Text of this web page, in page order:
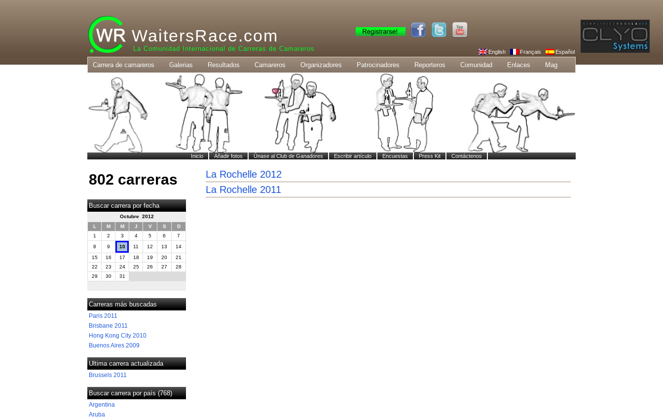
WaitersRace.com
La Comunidad Internacional de Carreras de Camareros
Carrera de camareros Galerias Resultados Camareros Organizadores Patrocinadores Reporteros Comunidad Enlaces Mag
Inicio Añadir fotos Únase al Club de Ganadores Escribir artículo Encuestas Press Kit Contáctenos
English Français Español
802 carreras
Buscar carrera por fecha
Octubre 2012
L
M M J V S
D
1
2 3 4 5 6
7
8
9 10 11 12 13
14
15
16 17 18 19 20
21
22
23 24 25 26 27
28
29
30 31
Carreras más buscadas
Paris 2011
Brisbane 2011
Hong Kong City 2010
Buenos Aires 2009
Ultima carrera actualizada
Brussels 2011
Buscar carrera por país (768)
Argentina
Aruba
La Rochelle 2012
La Rochelle 2011